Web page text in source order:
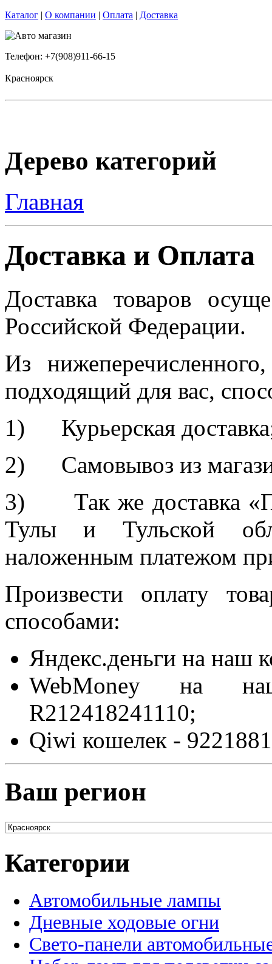
Каталог | О компании | Оплата | Доставка
Телефон: +7(908)911-66-15
Красноярск
Дерево категорий
Главная
Доставка и Оплата
Доставка товаров
Российской Федерации.
Из
подходящий для вас,
1) Курьерская
2) Самовывоз из
3) Так же доставка
Тулы и Тульской
наложенным платежом
Произвести оплату
способами:
Яндекс.деньги на наш
WebMoney на
R212418241110;
Qiwi кошелек -
Ваш регион
Категории
Автомобильные лампы
Дневные ходовые огни
Свето-панели